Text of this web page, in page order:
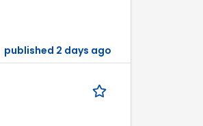
published 2 days ago